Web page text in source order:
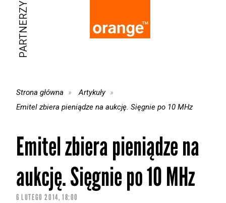
PARTNERZY
Strona główna
Artykuły
Emitel zbiera pieniądze na aukcję. Sięgnie po 10 MHz
Emitel zbiera pieniądze na
aukcję. Sięgnie po 10 MHz
6 LUTEGO 2014, 18:00